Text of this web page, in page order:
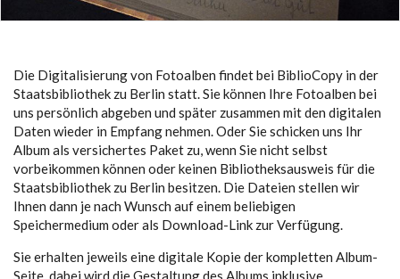
Die Digitalisierung von Fotoalben findet bei BiblioCopy in der
Staatsbibliothek zu Berlin statt. Sie können Ihre Fotoalben bei
uns persönlich abgeben und später zusammen mit den digitalen
Daten wieder in Empfang nehmen. Oder Sie schicken uns Ihr
Album als versichertes Paket zu, wenn Sie nicht selbst
vorbeikommen können oder keinen Bibliotheksausweis für die
Staatsbibliothek zu Berlin besitzen. Die Dateien stellen wir
Ihnen dann je nach Wunsch auf einem beliebigen
Speichermedium oder als Download-Link zur Verfügung.
Sie erhalten jeweils eine digitale Kopie der kompletten Album-
Seite, dabei wird die Gestaltung des Albums inklusive